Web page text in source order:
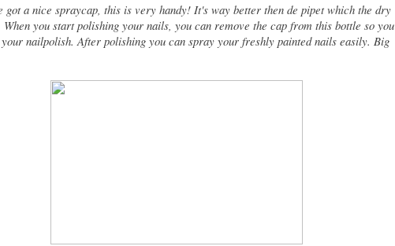
got a nice spraycap, this is very handy! It's way better then de pipet which the dry
When you start polishing your nails, you can remove the cap from this bottle so you
nailpolish. After polishing you can spray your freshly painted nails easily. Big